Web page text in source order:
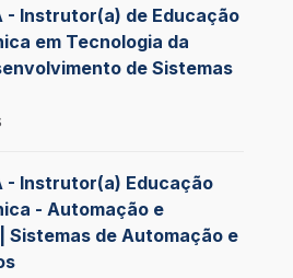
- Instrutor(a) de Educação
em Tecnologia da
de Sistemas
- Instrutor(a) Educação
- Automação e
Sistemas de Automação e